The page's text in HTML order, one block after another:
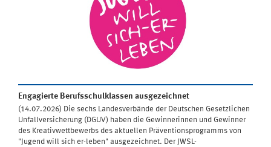
Engagierte Berufsschulklassen ausgezeichnet
(14.07.2026) Die sechs Landesverbände der Deutschen Gesetzlichen
Unfallversicherung (DGUV) haben die Gewinnerinnen und Gewinner
des Kreativwettbewerbs des aktuellen Präventionsprogramms von
"Jugend will sich er-leben" ausgezeichnet. Der JWSL-